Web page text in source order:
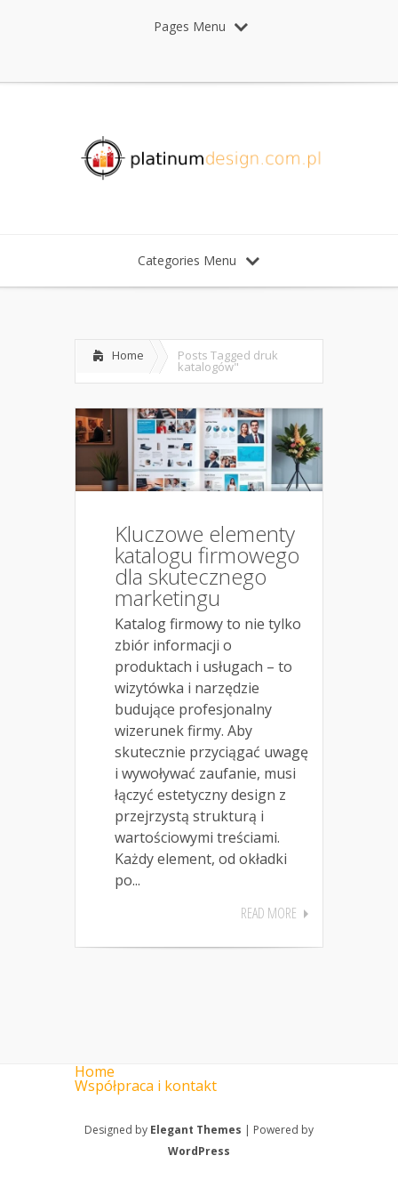
Pages Menu
Categories Menu
Home Posts Tagged druk
katalogów"
Kluczowe elementy
katalogu firmowego
dla skutecznego
marketingu
Katalog firmowy to nie tylko
zbiór informacji o
produktach i usługach – to
wizytówka i narzędzie
budujące profesjonalny
wizerunek firmy. Aby
skutecznie przyciągać uwagę
i wywoływać zaufanie, musi
łączyć estetyczny design z
przejrzystą strukturą i
wartościowymi treściami.
Każdy element, od okładki
po...
READ MORE
Home
Współpraca i kontakt
Designed by Elegant Themes | Powered by
WordPress